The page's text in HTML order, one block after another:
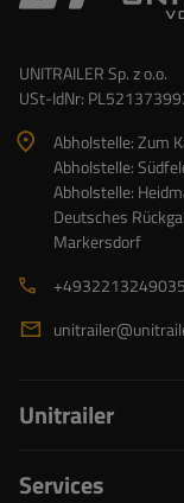
UNITRAILER Sp. z o.o.
USt-IdNr:
Abholstelle: Zum
Abholstelle:
Abholstelle:
Deutsches
Markersdorf
+4932213249035
Unitrailer
Services